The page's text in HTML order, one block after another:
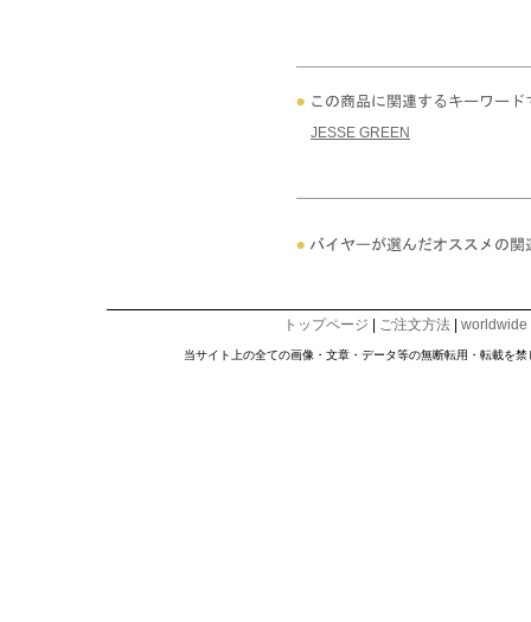
JESSE GREEN
トップページ | ご注文方法 | worldwide
当サイト上の全ての画像・文章・データ等の無断転用・転載